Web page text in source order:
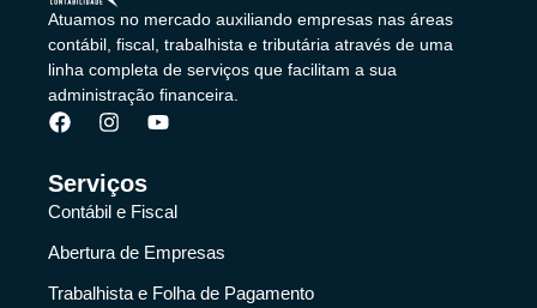
Atuamos no mercado auxiliando empresas nas áreas
contábil, fiscal, trabalhista e tributária através de uma
linha completa de serviços que facilitam a sua
administração financeira.
Serviços
Contábil e Fiscal
Abertura de Empresas
Trabalhista e Folha de Pagamento